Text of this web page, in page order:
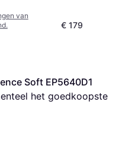
van
€ 179
Soft EP5640D1
het goedkoopste